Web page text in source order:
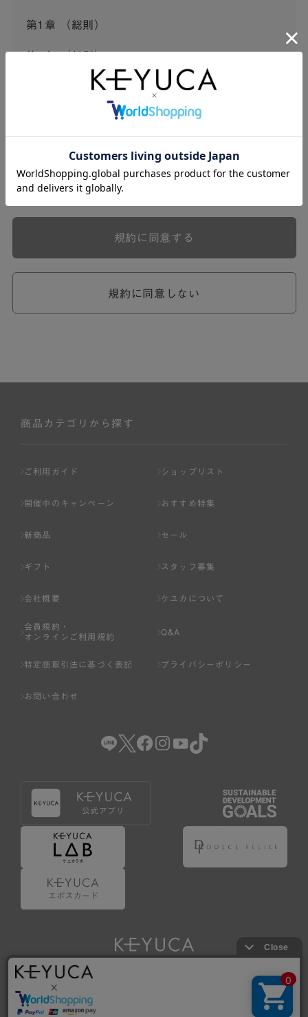
第1章 （総則）
この会員規約（以下「本規約」といいます。）は、河淳株
式会社ケユカ事業部（以下「弊社」といいます。）が提供
する一連のサービスに関し、弊社が次条の定めに従い入会
本規約は、会員と弊社との間のサービスの利用に関わる一
切の関係に適用されるものとします。
弊社が一連のサービスを提供するにあたり、本規約のほ
ら個別規定はその名称のいかんに関わらず、本規約の一部
めが優先されるものとします。
ません。
ページへの入力、または弊社が別途指定する方法に従って
基づき判断した場合は、弊社は、その登録を取り消すこと
のいずれかの事由に該当する場合は、その登録を拒否し、
または事前に通知することなく一旦なされた登録を取り消
いる場合。
（5） その他、本規約または個別規定に違反した場合。
4.会員登録が取り消された場合においても、当該会員は、
弊社とのお取引等により既に発生した支払義務等の取引上
の義務および本規約上の義務の履行責任を免れないものと
します。
5.仮登録とは、ケユカが提供するアプリ等でサービスを利
用するための簡易的な会員登録（以下「仮登録」といいま
6.仮登録をすることで、第9条のポイント付与を受けるこ
とができます。
7.仮登録状態はポイントの利用は行えず、第3条1項の通り
に登録完了することでポイント利用が行えるようになりま
す。
規約に同意しない
規約に同意する
商品カテゴリから探す
ご利用ガイド ショップリスト
開催中のキャンペーン おすすめ特集
新商品 セール
ギフト スタッフ募集
会社概要 ケユカについて
会員規約・
オンラインご利用規約
Q&A
特定商取引法に基づく表記 プライバシーポリシー
お問い合わせ
Copyright © KAWAJUN Co., Ltd. All Rights Reserved.